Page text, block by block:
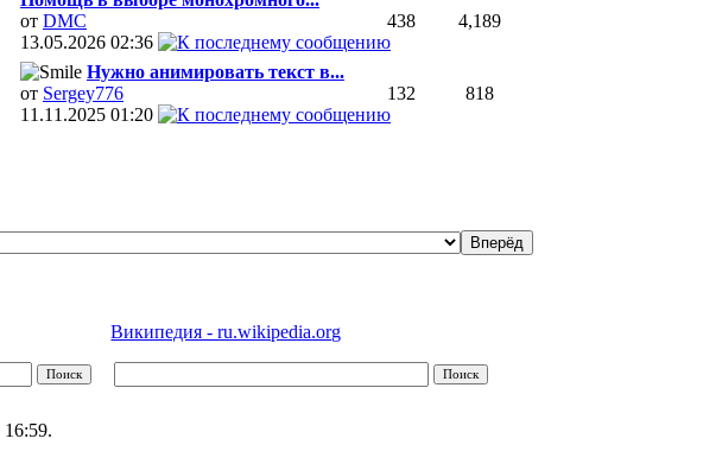
от DMC
13.05.2026 02:36
438 4,189
Нужно анимировать текст в...
от Sergey776
11.11.2025 01:20
132 818
Википедия - ru.wikipedia.org
16:59.